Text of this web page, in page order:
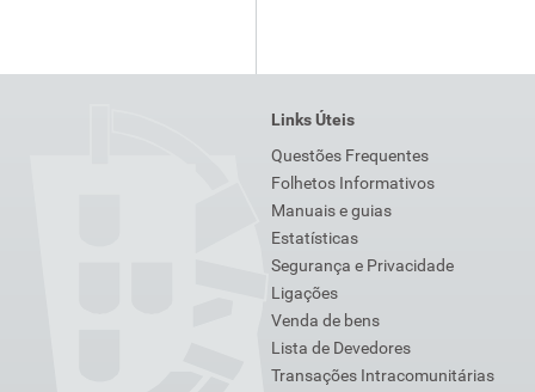
Links Úteis
Questões Frequentes
Folhetos Informativos
Manuais e guias
Estatísticas
Segurança e Privacidade
Ligações
Venda de bens
Lista de Devedores
Transações Intracomunitárias